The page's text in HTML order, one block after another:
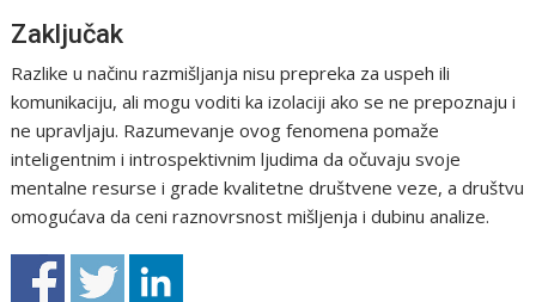
Zaključak
Razlike u načinu razmišljanja nisu prepreka za uspeh ili
komunikaciju, ali mogu voditi ka izolaciji ako se ne prepoznaju i
ne upravljaju. Razumevanje ovog fenomena pomaže
inteligentnim i introspektivnim ljudima da očuvaju svoje
mentalne resurse i grade kvalitetne društvene veze, a društvu
omogućava da ceni raznovrsnost mišljenja i dubinu analize.